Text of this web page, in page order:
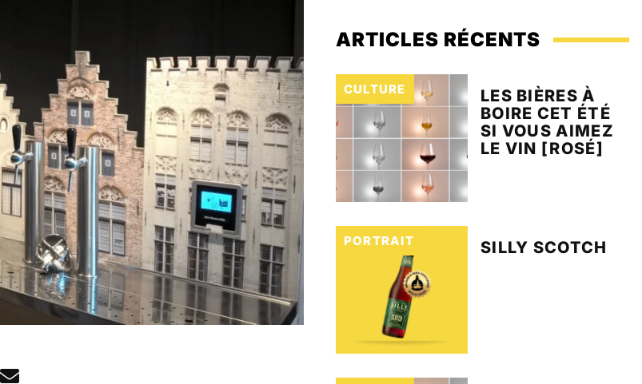
ARTICLES RÉCENTS
CULTURE
LES BIÈRES À
BOIRE CET ÉTÉ
SI VOUS AIMEZ
LE VIN [ROSÉ]
PORTRAIT SILLY SCOTCH